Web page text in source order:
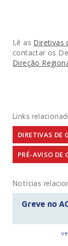
Lê as Diretivas
contactar os
Direção
Links
DIRETIVAS DE
PRÉ-AVISO DE
Notícias
Greve no